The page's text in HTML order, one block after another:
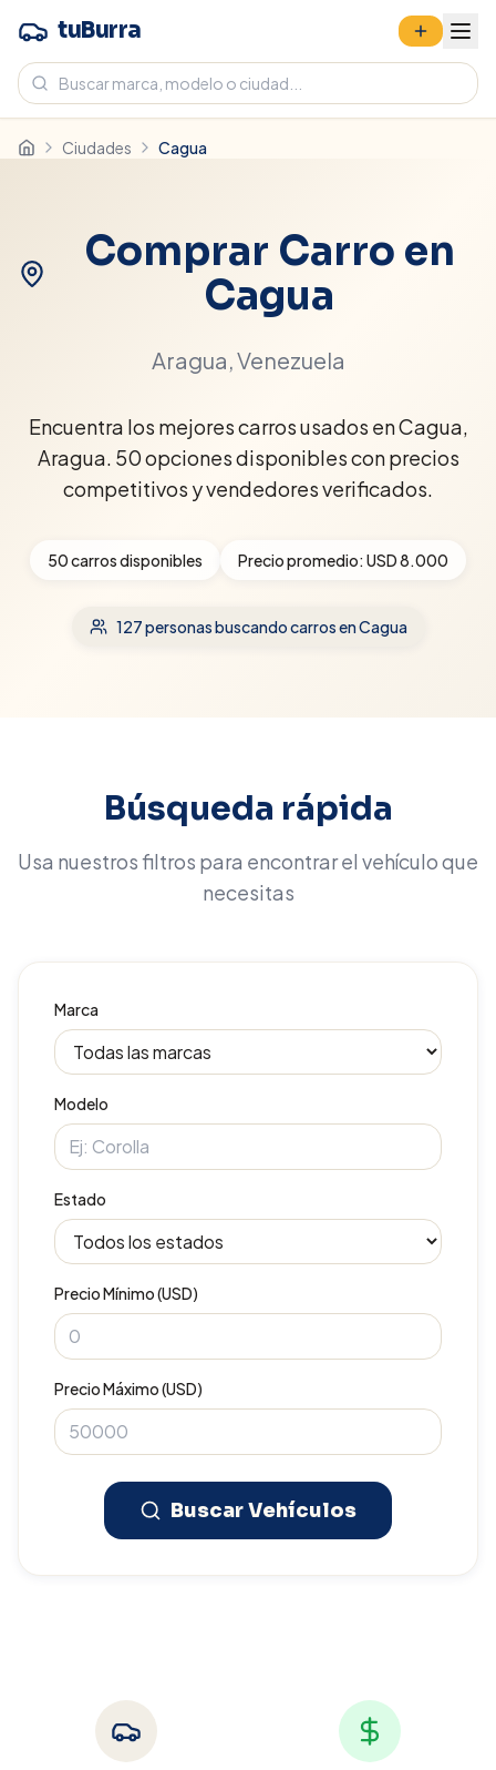
tuBurra
Ciudades Cagua
Comprar Carro en
Cagua
Aragua, Venezuela
Encuentra los mejores carros usados en Cagua,
Aragua. 50 opciones disponibles con precios
competitivos y vendedores verificados.
50carros disponibles Precio promedio: USD 8.000
127personas buscando carrosen Cagua
Búsqueda rápida
Usa nuestros filtros para encontrar el vehículo que
necesitas
Marca
Modelo
Estado
Precio Mínimo (USD)
Precio Máximo (USD)
Buscar Vehículos